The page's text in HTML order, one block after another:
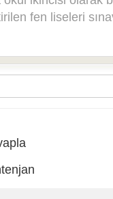
fen liseleri